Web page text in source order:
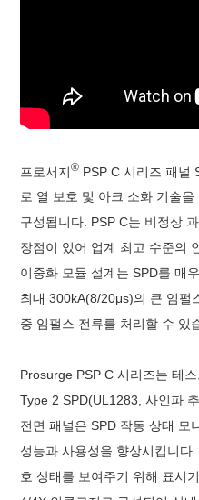
프로서지® PSP C 시리즈 패널
로 열 보호 및 아크 소화 기술
구성됩니다. PSP C는 비정상
장점이 있어 업계 최고 수준의
이중화 모듈 설계는 SPD를 매
최대 300kA(8/20μs)의 큰 임펄
중 임펄스 전류를 처리할 수 있
Prosurge PSP C 시리즈는 테
Type 2 SPD(UL1283, 사인파
전면 패널은 SPD 작동 상태 모
성능과 사용성을 향상시킵니
호 상태를 보여주기 위해 표시